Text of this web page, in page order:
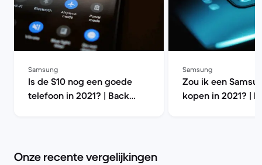
Samsung
Is de S10 nog een goede
telefoon in 2021? | Back
Samsung
Zou ik een
kopen in 2021? |
Onze recente vergelijkingen